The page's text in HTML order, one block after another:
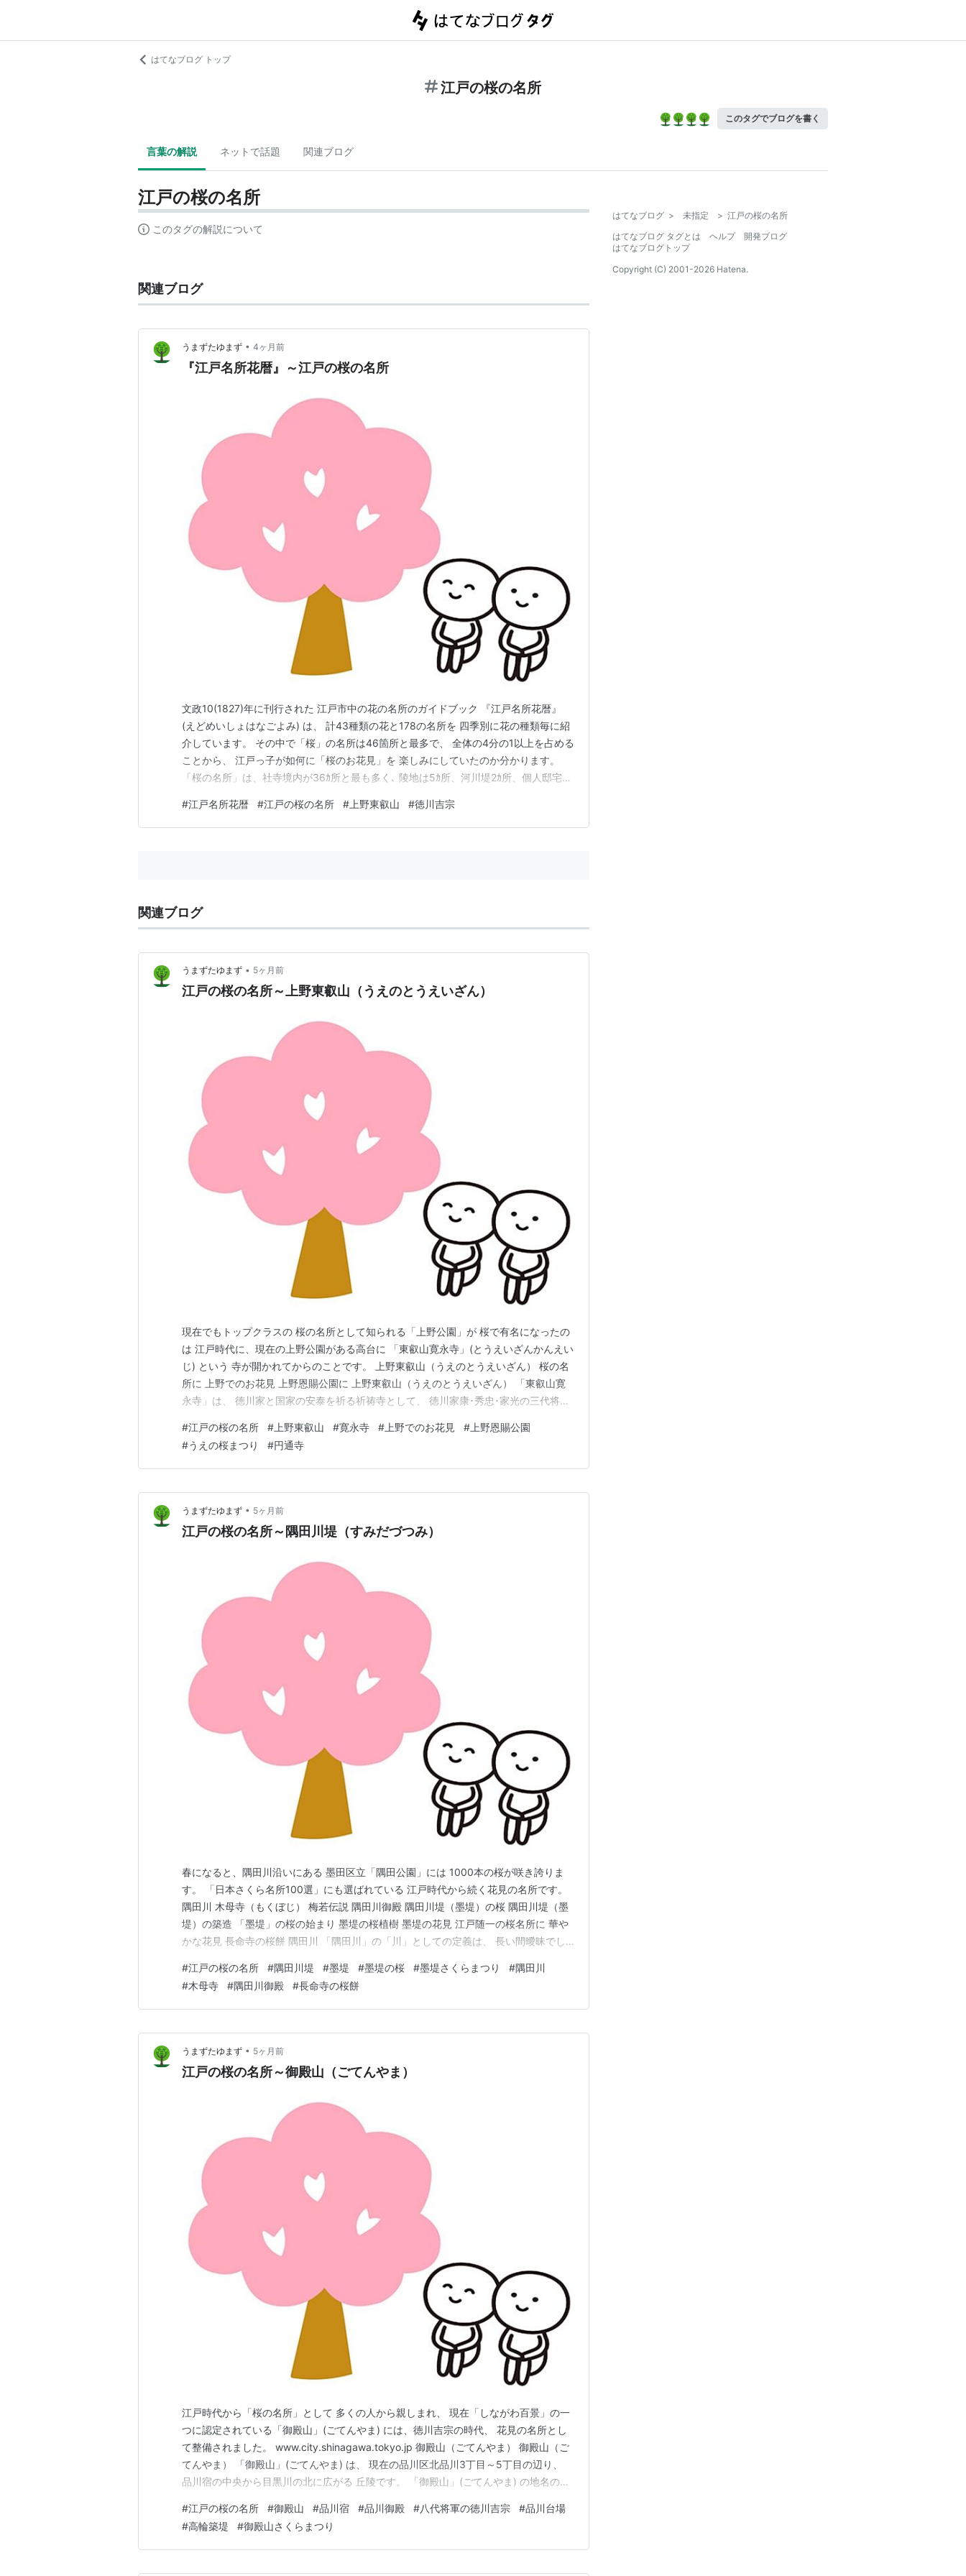
はてなブログ トップ
江戸の桜の名所
このタグでブログを書く
言葉の解説 ネットで話題 関連ブログ
江戸の桜の名所
このタグの解説について
関連ブログ
うまずたゆまず • 4ヶ月前
『江戸名所花暦』～江戸の桜の名所
文政10(1827)年に刊行された 江戸市中の花の名所のガイドブック 『江戸名所花暦』
(えどめいしょはなごよみ) は、 計43種類の花と178の名所を 四季別に花の種類毎に紹
介しています。 その中で「桜」の名所は46箇所と最多で、 全体の4分の1以上を占める
ことから、 江戸っ子が如何に「桜のお花見」を 楽しみにしていたのか分かります。
「桜の名所」は、社寺境内が36ｶ所と最も多く､ 陵地は5ｶ所、河川堤2ｶ所、個人邸宅2ｶ
寺)」と紹介されています。 三代将軍の徳川家光が、 奈良の吉野山を模して 寛永寺に
桜を植樹さ…
#江戸名所花暦 #江戸の桜の名所 # 上野東叡山 #徳川吉宗
関連ブログ
うまずたゆまず • 5ヶ月前
江戸の桜の名所～上野東叡山（うえのとうえいざん）
現在でもトップクラスの 桜の名所として知られる「上野公園」が 桜で有名になったの
は 江戸時代に、現在の上野公園がある高台に 「東叡山寛永寺」(とうえいざんかんえい
じ) という 寺が開かれてからのことです。 上野東叡山（うえのとうえいざん） 桜の名
所に 上野でのお花見 上野恩賜公園に 上野東叡山（うえのとうえいざん） 「東叡山寛
永寺」は、 徳川家と国家の安泰を祈る祈祷寺として、 徳川家康･秀忠･家光の三代将軍
されました。 因みに山号の「東叡山」というのは、 「東の比叡山」という意味です。
後に、4将軍・徳…
#江戸の桜の名所 # 上野東叡山 #寛永寺 # 上野でのお花見 # 上野恩賜公園
#うえの桜まつり #円通寺
うまずたゆまず • 5ヶ月前
江戸の桜の名所～隅田川堤（すみだづつみ）
春になると、隅田川沿いにある 墨田区立「隅田公園」には 1000本の桜が咲き誇りま
す。 「日本さくら名所100選」にも選ばれている 江戸時代から続く花見の名所です。
隅田川 木母寺（もくぼじ） 梅若伝説 隅田川御殿 隅田川堤（墨堤）の桜 隅田川堤（墨
堤）の築造 「墨堤」の桜の始まり 墨堤の桜植樹 墨堤の花見 江戸随一の桜名所に 華や
かな花見 長命寺の桜餅 隅田川 「隅田川」の「川」としての定義は、 長い間曖昧でし
『伊勢物語』の9段「東下り」で 「すみだ川」という歌が詠まれ、 「すみだ川」の名
が全国に広まりまし…
#江戸の桜の名所 #隅田川堤 #墨堤 #墨堤の桜 #墨堤さくらまつり #隅田川
#木母寺 #隅田川御殿 #長命寺の桜餅
うまずたゆまず • 5ヶ月前
江戸の桜の名所～御殿山（ごてんやま）
江戸時代から「桜の名所」として 多くの人から親しまれ、 現在「しながわ百景」の一
つに認定されている「御殿山」(ごてんやま) には、徳川吉宗の時代、 花見の名所とし
て整備されました。 www.city.shinagawa.tokyo.jp 御殿山（ごてんやま） 御殿山（ご
てんやま） 「御殿山」(ごてんやま) は、 現在の品川区北品川3丁目～5丁目の辺り、
品川宿の中央から目黒川の北に広がる 丘陵です。 「御殿山」(ごてんやま) の地名の由
てたため とも言われています。 寛文年間(1661-73)から吉野の桜が植えられ…
#江戸の桜の名所 #御殿山 #品川宿 #品川御殿 #八代将軍の徳川吉宗 #品川台場
#高輪築堤 #御殿山さくらまつり
はてなブログ > 未指定 > 江戸の桜の名所
はてなブログ タグとは
ヘルプ
開発ブログ
はてなブログトップ
Copyright (C) 2001-2026 Hatena.